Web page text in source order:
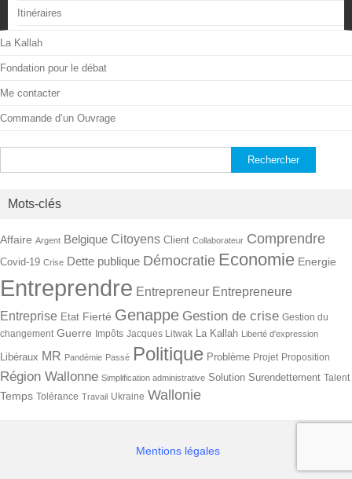
Itinéraires
La Kallah
Fondation pour le débat
Me contacter
Commande d’un Ouvrage
Mots-clés
Affaire Argent Belgique Citoyens Client Collaborateur Comprendre
Covid-19 Crise Dette publique Démocratie Economie Energie
Entreprendre Entrepreneur Entrepreneure
Entreprise Etat Fierté Genappe Gestion de crise Gestion du
changement Guerre Impôts Jacques Litwak La Kallah Liberté d'expression
Libéraux MR Pandémie Passé Politique Problème Projet Proposition
Région Wallonne Simplification administrative Solution Surendettement Talent
Temps Tolérance Travail Ukraine Wallonie
Mentions légales